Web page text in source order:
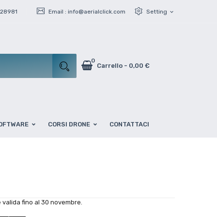
Setting expand_more
Email : info@aerialclick.com
Carrello
0
- 0,00 €
CORSI DRONE CONTATTACI
fino al 30 novembre.